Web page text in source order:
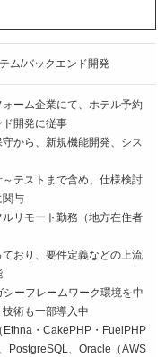
ム/バックエンド開発
ォーム企業にて、ホテル予約
開発に従事
から、新規機能開発、シス
～テストまで含め、仕様検討
関与
ルリモート勤務（地方在住者
ており、要件定義などの上流
シーフレームワーク環境を中
術も一部導入中
Ethna・CakePHP・FuelPHP
PostgreSQL、Oracle（AWS